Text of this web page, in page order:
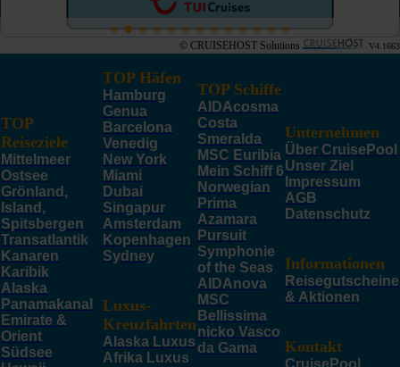
© CRUISEHOST Solutions V4.1663
TOP
Reiseziele
Mittelmeer
Ostsee
Grönland,
Island,
Spitsbergen
Transatlantik
Kanaren
Karibik
Alaska
Panamakanal
Emirate &
Orient
Südsee
TOP Häfen
Hamburg
Genua
Barcelona
Venedig
New York
Miami
Dubai
Singapur
Amsterdam
Kopenhagen
Sydney
Luxus-
Kreuzfahrten
Alaska Luxus
Afrika Luxus
TOP Schiffe
AIDAcosma
Costa
Smeralda
MSC Euribia
Mein Schiff 6
Norwegian
Prima
Azamara
Pursuit
Symphonie
of the Seas
AIDAnova
MSC
Bellissima
nicko Vasco
da Gama
Unternehmen
Über CruisePool
Unser Ziel
Impressum
AGB
Datenschutz
Informationen
Reisegutscheine
& Aktionen
Kontakt